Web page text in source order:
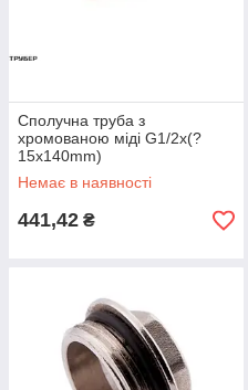
Сполучна труба з
хромованою міді G1/2x(?
15x140mm)
Немає в наявності
441,42 ₴